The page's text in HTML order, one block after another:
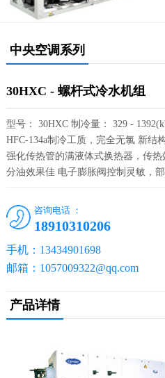
中央空调系列
30HXC - 螺杆式冷水机组
型号： 30HXC 制冷量： 329 -
HFC-134a制冷工质，完全无氯 新结
强化传热管的满液体式换热器，传热
分油效果佳 电子膨胀阀控制灵敏，
咨询电话 ：
18910310206
手机：13434901698
邮箱：1057009322@qq.com
产品详情